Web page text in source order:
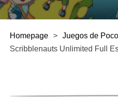
Homepage > Juegos de
Scribblenauts Unlimited Full